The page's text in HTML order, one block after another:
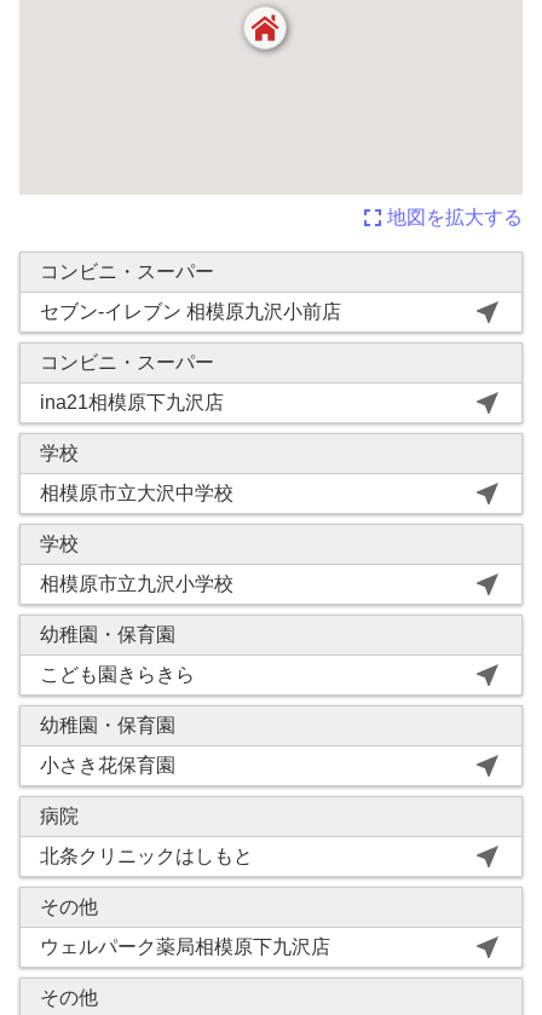
fullscreen 地図を拡大する
コンビニ・スーパー
セブン-イレブン 相模原九沢小前店
near_me
コンビニ・スーパー
ina21相模原下九沢店
near_me
学校
相模原市立大沢中学校
near_me
学校
相模原市立九沢小学校
near_me
幼稚園・保育園
こども園きらきら
near_me
幼稚園・保育園
小さき花保育園
near_me
病院
北条クリニックはしもと
near_me
その他
ウェルパーク薬局相模原下九沢店
near_me
その他